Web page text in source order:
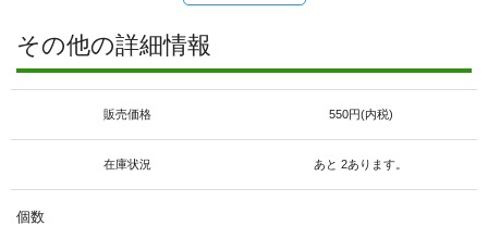
その他の詳細情報
販売価格 550円(内税)
在庫状況 あと 2あります。
個数